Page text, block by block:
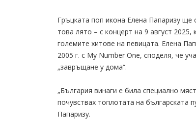
Гръцката поп икона Елена Папаризу ще
това лято – с концерт на 9 август
големите хитове на певицата. Елена
2005 г. с My Number One, споделя, че
„завръщане у дома“.
„България винаги е била специално
почувствах топлотата на българската
Папаризу.